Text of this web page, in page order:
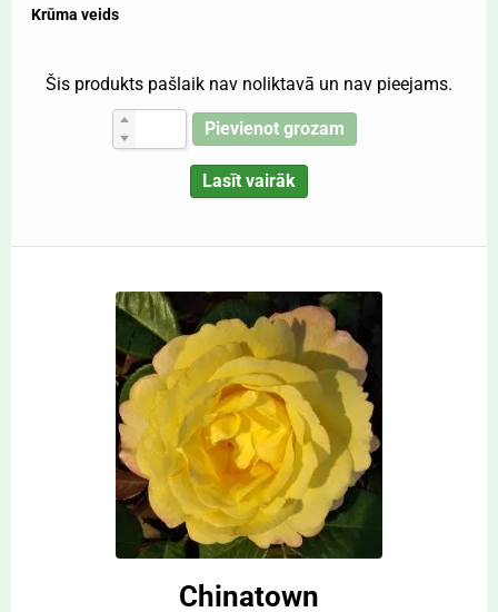
Krūma veids
Šis produkts pašlaik nav noliktavā un nav pieejams.
Pievienot grozam
Lasīt vairāk
Chinatown